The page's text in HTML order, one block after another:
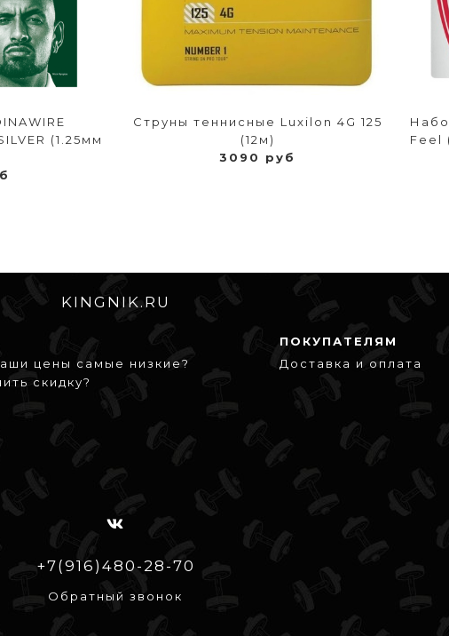
(1.25мм
Струны теннисные Luxilon 4G 125
(12м)
3090 руб
Feel
KINGNIK.RU
цены самые низкие?
скидку?
ПОКУПАТЕЛЯМ
Доставка и оплата
+7(916)480-28-70
Обратный звонок